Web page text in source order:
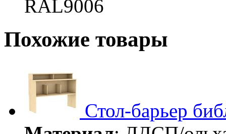
RAL9006
Похожие товары
Стол-барьер